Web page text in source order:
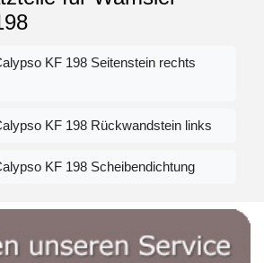
KF 198 Seitenstein rechts
KF 198 Rückwandstein links
KF 198 Scheibendichtung